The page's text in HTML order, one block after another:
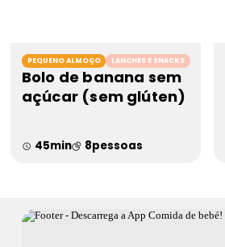
PEQUENO ALMOÇO LANCHES E SNACKS
Bolo de banana sem
açúcar (sem glúten)
45min 8pessoas